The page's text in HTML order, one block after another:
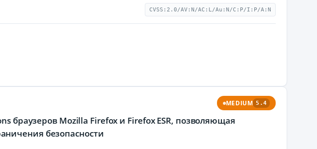
CVSS:2.0/AV:N/AC:L/Au:N/C:P/I:P/A:N
MEDIUM 5.4
браузеров Mozilla Firefox и Firefox ESR, позволяющая
безопасности